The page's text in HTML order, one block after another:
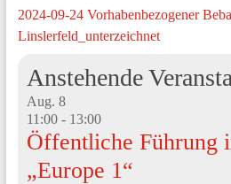
2024-09-24 Vorhabenbezogener
Linslerfeld_unterzeichnet
Anstehende
Aug. 8
11:00- 13:00
Öffentliche Führung
„Europe 1“